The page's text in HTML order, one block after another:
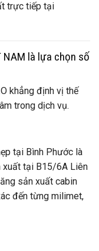
trực tiếp tại
NAM là lựa chọn số
khẳng định vị thế
trong dịch vụ.
tại Bình Phước là
xuất tại B15/6A Liên
sản xuất cabin
đến từng milimet,